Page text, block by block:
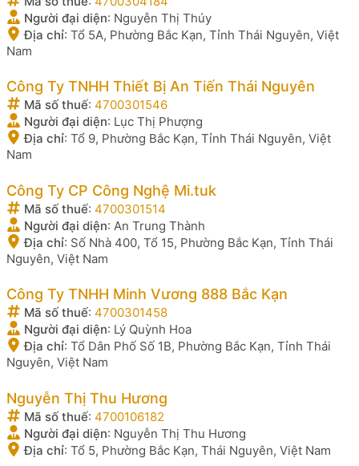
Người đại diện: Nguyễn Thị Thúy
Địa chỉ: Tổ 5A, Phường Bắc Kạn, Tỉnh Thái Nguyên, Việt
Nam
Công Ty TNHH Thiết Bị An Tiến Thái Nguyên
Mã số thuế: 4700301546
Người đại diện: Lục Thị Phượng
Địa chỉ: Tổ 9, Phường Bắc Kạn, Tỉnh Thái Nguyên, Việt
Nam
Công Ty CP Công Nghệ Mi.tuk
Mã số thuế: 4700301514
Người đại diện: An Trung Thành
Địa chỉ: Số Nhà 400, Tổ 15, Phường Bắc Kạn, Tỉnh Thái
Nguyên, Việt Nam
Công Ty TNHH Minh Vương 888 Bắc Kạn
Mã số thuế: 4700301458
Người đại diện: Lý Quỳnh Hoa
Địa chỉ: Tổ Dân Phố Số 1B, Phường Bắc Kạn, Tỉnh Thái
Nguyên, Việt Nam
Nguyễn Thị Thu Hương
Mã số thuế: 4700106182
Người đại diện: Nguyễn Thị Thu Hương
Địa chỉ: Tổ 5, Phường Bắc Kạn, Thái Nguyên, Việt Nam